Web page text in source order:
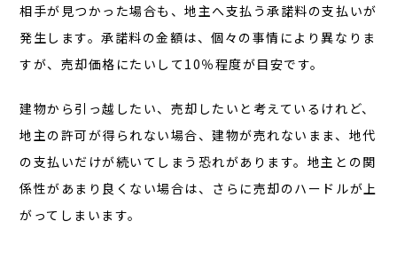
相手が見つかった場合も、地主へ支払う承諾料の支払いが
発生します。承諾料の金額は、個々の事情により異なりま
すが、売却価格にたいして10％程度が目安です。
建物から引っ越したい、売却したいと考えているけれど、
地主の許可が得られない場合、建物が売れないまま、地代
の支払いだけが続いてしまう恐れがあります。地主との関
係性があまり良くない場合は、さらに売却のハードルが上
がってしまいます。